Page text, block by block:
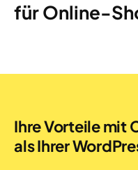
für Online-
Ihre Vorteile mit
als Ihrer